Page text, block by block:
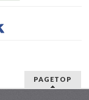
PAGETOP